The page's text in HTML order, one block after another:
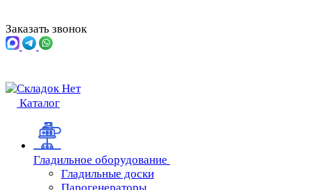
Заказать звонок
Каталог
Гладильное оборудование
Гладильные доски